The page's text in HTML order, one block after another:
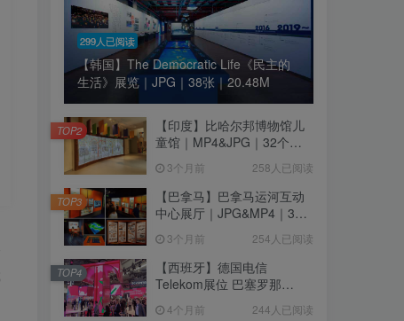
299人已阅读
【韩国】The Democratic Life《民主的
生活》展览｜JPG｜38张｜20.48M
【印度】比哈尔邦博物馆儿
童馆｜MP4&JPG｜32个｜
3个月前 258人已阅读
TOP2
【巴拿马】巴拿马运河互动
中心展厅｜JPG&MP4｜39
3个月前 254人已阅读
TOP3
【西班牙】德国电信
Telekom展位 巴塞罗那
｜77.42M
4个月前 244人已阅读
TOP4